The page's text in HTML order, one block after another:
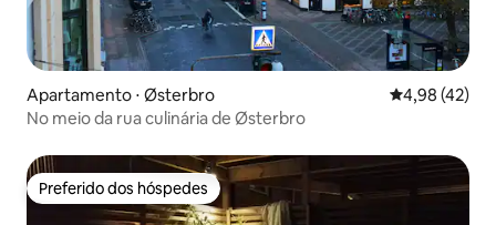
Apartamento ⋅ Østerbro 4,98 de uma
4,98 (42)
No meio da rua culinária de Østerbro
Preferido dos hóspedes
Preferido dos hóspedes